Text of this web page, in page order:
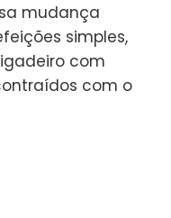
mudança
simples,
com
com o